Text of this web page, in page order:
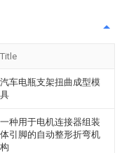
Title
汽车电瓶支架扭曲成型模
具
一种用于电机连接器组装
体引脚的自动整形折弯机
构